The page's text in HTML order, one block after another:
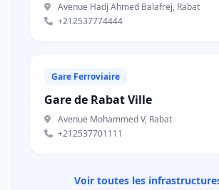
Avenue Hadj Ahmed Balafrej, Rabat
+212537774444
Gare Ferroviaire
Gare de Rabat Ville
Avenue Mohammed V, Rabat
+212537701111
Voir toutes les